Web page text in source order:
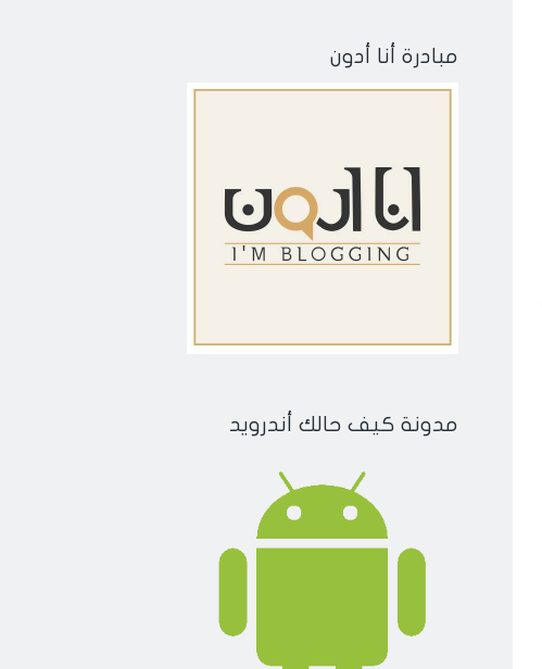
مبادرة أنا أدون
مدونة كيف حالك أندرويد